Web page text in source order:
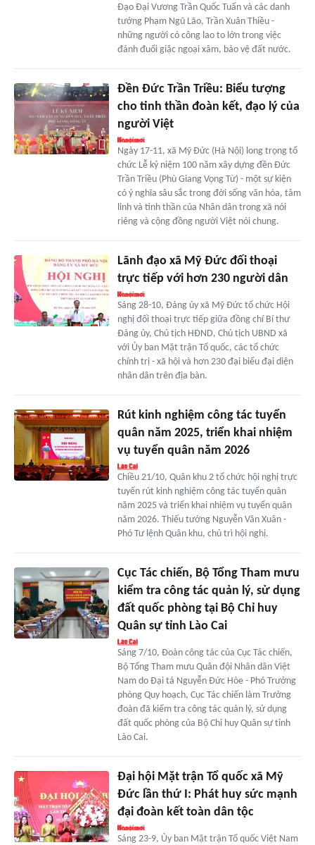
Đạo Đại Vương Trần Quốc Tuấn và các danh
tướng Phạm Ngũ Lão, Trần Xuân Thiều -
những người có công lao to lớn trong việc
đánh đuổi giặc ngoại xâm, bảo vệ đất nước.
Đền Đức Trần Triều: Biểu tượng
cho tinh thần đoàn kết, đạo lý của
người Việt
Ngày 17-11, xã Mỹ Đức (Hà Nội) long trọng tổ
chức Lễ kỷ niệm 100 năm xây dựng đền Đức
Trần Triều (Phù Giang Vọng Từ) - một sự kiện
có ý nghĩa sâu sắc trong đời sống văn hóa, tâm
linh và tinh thần của Nhân dân trong xã nói
riêng và cộng đồng người Việt nói chung.
Lãnh đạo xã Mỹ Đức đối thoại
trực tiếp với hơn 230 người dân
Sáng 28-10, Đảng ủy xã Mỹ Đức tổ chức Hội
nghị đối thoại trực tiếp giữa đồng chí Bí thư
Đảng ủy, Chủ tịch HĐND, Chủ tịch UBND xã
với Ủy ban Mặt trận Tổ quốc, các tổ chức
chính trị - xã hội và hơn 230 đại biểu đại diện
nhân dân trên địa bàn.
Rút kinh nghiệm công tác tuyển
quân năm 2025, triển khai nhiệm
vụ tuyển quân năm 2026
Chiều 21/10, Quân khu 2 tổ chức hội nghị trực
tuyến rút kinh nghiệm công tác tuyển quân
năm 2025 và triển khai nhiệm vụ tuyển quân
năm 2026. Thiếu tướng Nguyễn Văn Xuân -
Phó Tư lệnh Quân khu, chủ trì hội nghị.
Cục Tác chiến, Bộ Tổng Tham mưu
kiểm tra công tác quản lý, sử dụng
đất quốc phòng tại Bộ Chỉ huy
Quân sự tỉnh Lào Cai
Sáng 7/10, Đoàn công tác của Cục Tác chiến,
Bộ Tổng Tham mưu Quân đội Nhân dân Việt
Nam do Đại tá Nguyễn Đức Hòe - Phó Trưởng
phòng Quy hoạch, Cục Tác chiến làm Trưởng
đoàn đã kiểm tra công tác quản lý, sử dụng
đất quốc phòng của Bộ Chỉ huy Quân sự tỉnh
Lào Cai.
Đại hội Mặt trận Tổ quốc xã Mỹ
Đức lần thứ I: Phát huy sức mạnh
đại đoàn kết toàn dân tộc
Sáng 23-9, Ủy ban Mặt trận Tổ quốc Việt Nam